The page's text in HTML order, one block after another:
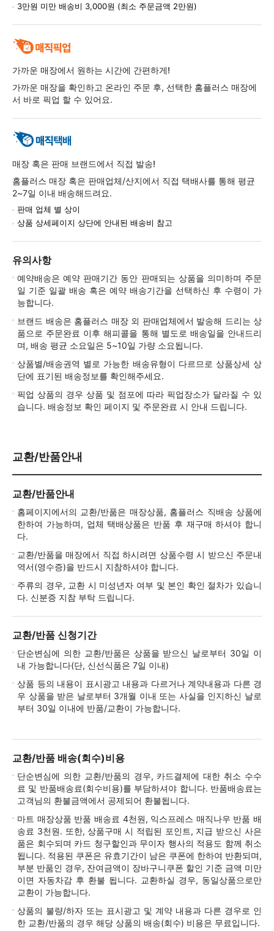
3만원 미만 배송비 3,000원 (최소 주문금액 2만원)
가까운 매장에서 원하는 시간에 간편하게!
가까운 매장을 확인하고 온라인 주문 후, 선택한 홈플러스 매장에
서 바로 픽업 할 수 있어요.
매장 혹은 판매 브랜드에서 직접 발송!
홈플러스 매장 혹은 판매업체/산지에서 직접 택배사를 통해 평균
2~7일 이내 배송해드려요.
판매 업체 별 상이
상품 상세페이지 상단에 안내된 배송비 참고
유의사항
예약배송은 예약 판매기간 동안 판매되는 상품을 의미하며 주문
일 기준 일괄 배송 혹은 예약 배송기간을 선택하신 후 수령이 가
능합니다.
브랜드 배송은 홈플러스 매장 외 판매업체에서 발송해 드리는 상
품으로 주문완료 이후 해피콜을 통해 별도로 배송일을 안내드리
며, 배송 평균 소요일은 5~10일 가량 소요됩니다.
상품별/배송권역 별로 가능한 배송유형이 다르므로 상품상세 상
단에 표기된 배송정보를 확인해주세요.
픽업 상품의 경우 상품 및 점포에 따라 픽업장소가 달라질 수 있
습니다. 배송정보 확인 페이지 및 주문완료 시 안내 드립니다.
교환/반품안내
교환/반품안내
홈페이지에서의 교환/반품은 매장상품, 홈플러스 직배송 상품에
한하여 가능하며, 업체 택배상품은 반품 후 재구매 하셔야 합니
다.
교환/반품을 매장에서 직접 하시려면 상품수령 시 받으신 주문내
역서(영수증)을 반드시 지참하셔야 합니다.
주류의 경우, 교환 시 미성년자 여부 및 본인 확인 절차가 있습니
다. 신분증 지참 부탁 드립니다.
교환/반품 신청기간
단순변심에 의한 교환/반품은 상품을 받으신 날로부터 30일 이
내 가능합니다(단, 신선식품은 7일 이내)
상품 등의 내용이 표시광고 내용과 다르거나 계약내용과 다른 경
우 상품을 받은 날로부터 3개월 이내 또는 사실을 인지하신 날로
부터 30일 이내에 반품/교환이 가능합니다.
교환/반품 배송(회수)비용
단순변심에 의한 교환/반품의 경우, 카드결제에 대한 취소 수수
료 및 반품배송료(회수비용)를 부담하셔야 합니다. 반품배송료는
고객님의 환불금액에서 공제되어 환불됩니다.
마트 매장상품 반품 배송료 4천원, 익스프레스 매직나우 반품 배
송료 3천원. 또한, 상품구매 시 적립된 포인트, 지급 받으신 사은
품은 회수되며 카드 청구할인과 무이자 행사의 적용도 함께 취소
됩니다. 적용된 쿠폰은 유효기간이 남은 쿠폰에 한하여 반환되며,
부분 반품인 경우, 잔여금액이 장바구니쿠폰 할인 기준 금액 미만
이면 자동차감 후 환불 됩니다. 교환하실 경우, 동일상품으로만
교환이 가능합니다.
상품의 불량/하자 또는 표시광고 및 계약 내용과 다른 경우로 인
한 교환/반품의 경우 해당 상품의 배송(회수) 비용은 무료입니다.